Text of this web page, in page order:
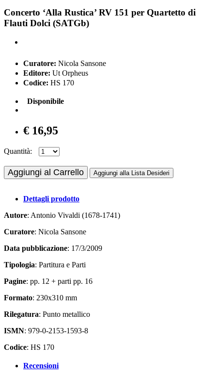
Concerto ‘Alla Rustica’ RV 151 per Quartetto di
Flauti Dolci (SATGb)
Curatore: Nicola Sansone
Editore: Ut Orpheus
Codice: HS 170
Disponibile
€ 16,95
Quantità:
Aggiungi al Carrello Aggiungi alla Lista Desideri
Dettagli prodotto
Autore: Antonio Vivaldi (1678-1741)
Curatore: Nicola Sansone
Data pubblicazione: 17/3/2009
Tipologia: Partitura e Parti
Pagine: pp. 12 + parti pp. 16
Formato: 230x310 mm
Rilegatura: Punto metallico
ISMN: 979-0-2153-1593-8
Codice: HS 170
Recensioni